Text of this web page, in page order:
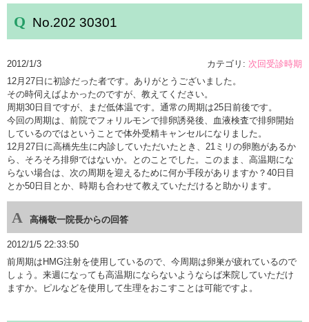
No.202 30301
カテゴリ: 次回受診時期
2012/1/3
12月27日に初診だった者です。ありがとうございました。
その時伺えばよかったのですが、教えてください。
周期30日目ですが、まだ低体温です。通常の周期は25日前後です。
今回の周期は、前院でフォリルモンで排卵誘発後、血液検査で排卵開始
しているのではということで体外受精キャンセルになりました。
12月27日に高橋先生に内診していただいたとき、21ミリの卵胞があるか
ら、そろそろ排卵ではないか。とのことでした。このまま、高温期にな
らない場合は、次の周期を迎えるために何か手段がありますか？40日目
とか50日目とか、時期も合わせて教えていただけると助かります。
高橋敬一院長からの回答
2012/1/5 22:33:50
前周期はHMG注射を使用しているので、今周期は卵巣が疲れているので
しょう。来週になっても高温期にならないようならば来院していただけ
ますか。ピルなどを使用して生理をおこすことは可能ですよ。